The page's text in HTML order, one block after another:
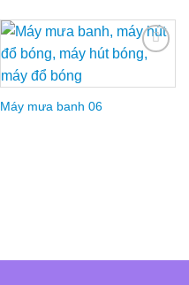
Máy mưa banh 06